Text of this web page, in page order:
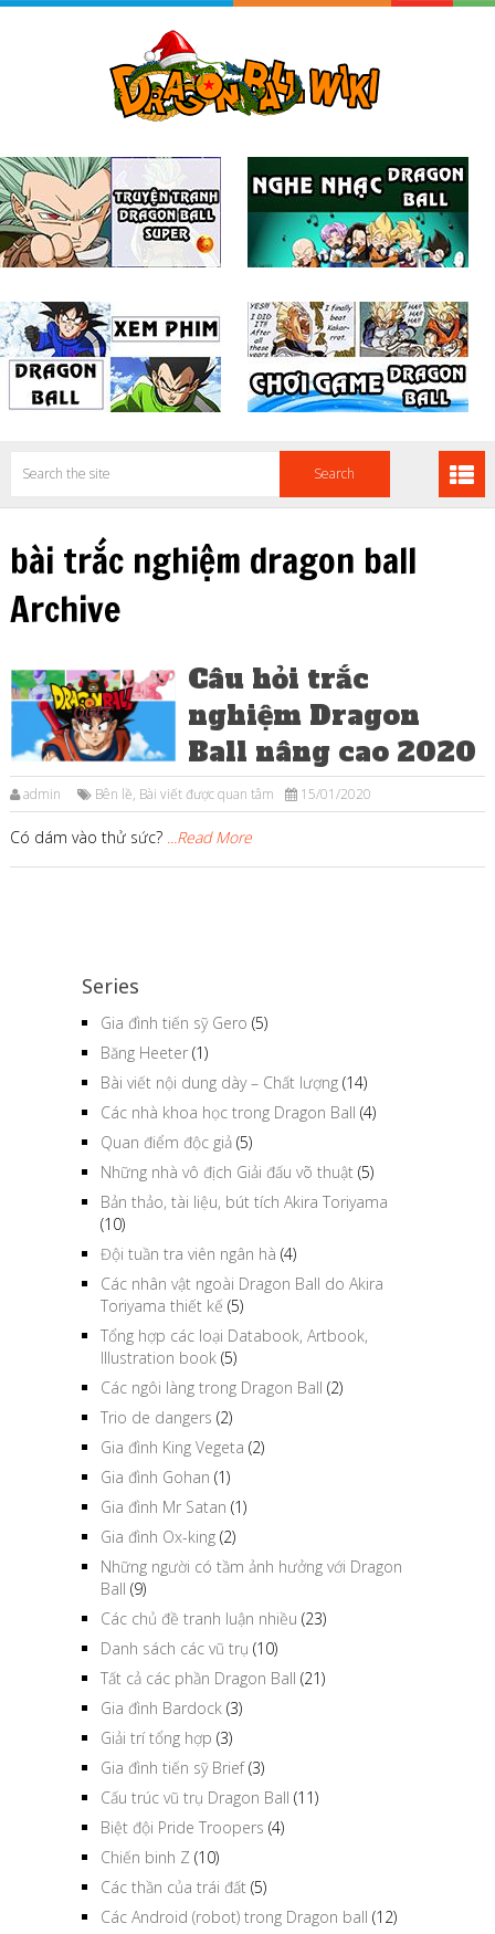
bài trắc nghiệm dragon ball
Archive
Câu hỏi trắc
nghiệm Dragon
Ball nâng cao 2020
admin Bên lề, Bài viết được quan tâm 15/01/2020
Có dám vào thử sức? ...Read More
Series
Gia đình tiến sỹ Gero (5)
Băng Heeter (1)
Bài viết nội dung dày – Chất lượng (14)
Các nhà khoa học trong Dragon Ball (4)
Quan điểm độc giả (5)
Những nhà vô địch Giải đấu võ thuật (5)
Bản thảo, tài liệu, bút tích Akira Toriyama
(10)
Đội tuần tra viên ngân hà (4)
Các nhân vật ngoài Dragon Ball do Akira
Toriyama thiết kế (5)
Tổng hợp các loại Databook, Artbook,
Illustration book (5)
Các ngôi làng trong Dragon Ball (2)
Trio de dangers (2)
Gia đình King Vegeta (2)
Gia đình Gohan (1)
Gia đình Mr Satan (1)
Gia đình Ox-king (2)
Những người có tầm ảnh hưởng với Dragon
Ball (9)
Các chủ đề tranh luận nhiều (23)
Danh sách các vũ trụ (10)
Tất cả các phần Dragon Ball (21)
Gia đình Bardock (3)
Giải trí tổng hợp (3)
Gia đình tiến sỹ Brief(3)
Cấu trúc vũ trụ Dragon Ball (11)
Biệt đội Pride Troopers (4)
Chiến binh Z (10)
Các thần của trái đất (5)
Các Android (robot) trong Dragon ball (12)